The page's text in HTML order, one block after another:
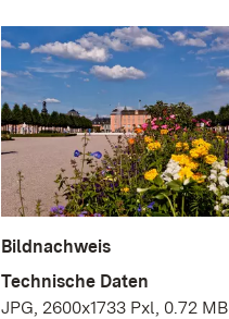
Bildnachweis
Technische Daten
JPG, 2600x1733 Pxl, 0.72 MB